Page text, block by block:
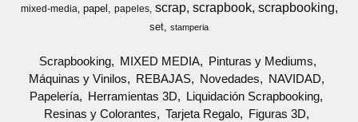
mixed-media papel papeles scrap scrapbook scrapbooking
set stamperia
Scrapbooking MIXED MEDIA
Pinturas y Mediums
Máquinas y Vinilos
REBAJAS Novedades
NAVIDAD
Papelería
Herramientas 3D
Liquidación Scrapbooking
Resinas y Colorantes
Tarjeta Regalo
Figuras 3D